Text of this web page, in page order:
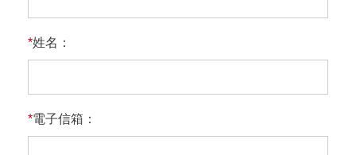
*姓名：
*電子信箱：